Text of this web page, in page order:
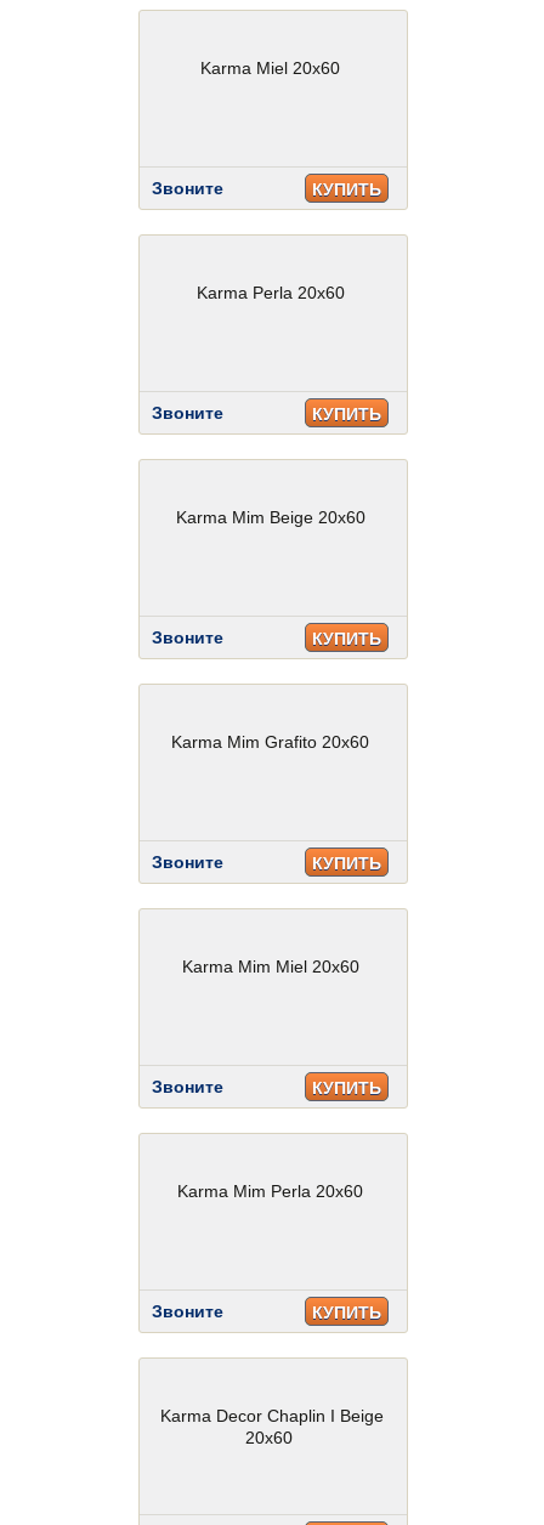
Karma Miel 20x60
Звоните КУПИТЬ
Karma Perla 20x60
Звоните КУПИТЬ
Karma Mim Beige 20x60
Звоните КУПИТЬ
Karma Mim Grafito 20x60
Звоните КУПИТЬ
Karma Mim Miel 20x60
Звоните КУПИТЬ
Karma Mim Perla 20x60
Звоните КУПИТЬ
Karma Decor Chaplin I Beige
20x60